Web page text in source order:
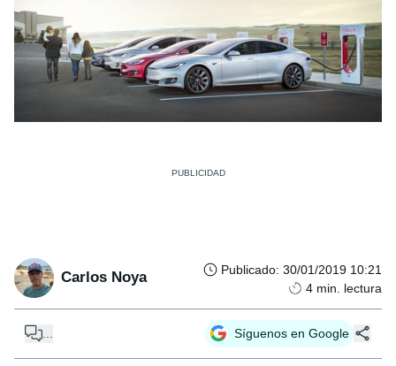
Carlos Noya Publicado: 30/01/2019 10:21
4 min. lectura
Síguenos en Google